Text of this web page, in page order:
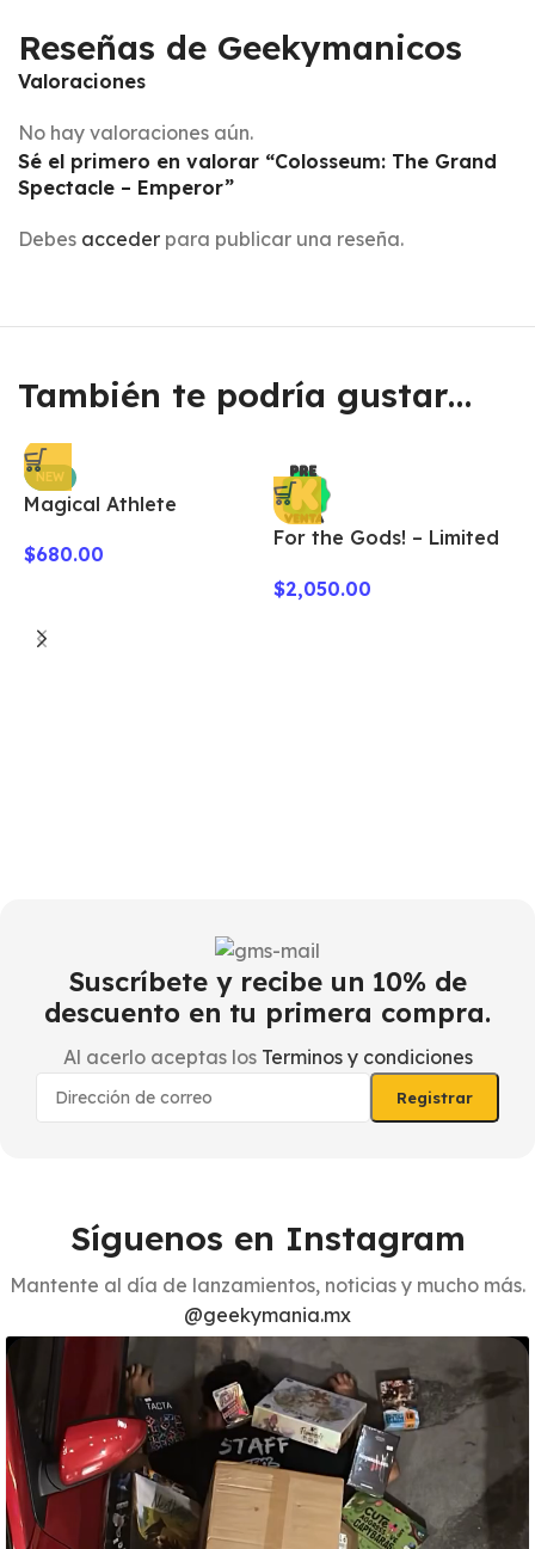
Reseñas de Geekymanicos
Valoraciones
No hay valoraciones aún.
Sé el primero en valorar “Colosseum: The Grand
Spectacle – Emperor”
Debes acceder para publicar una reseña.
También te podría gustar…
NEW
Magical Athlete
$680.00
For the Gods! – Limited
$2,050.00
Suscríbete y recibe un 10% de
descuento en tu primera compra.
Al acerlo aceptas los Terminos y condiciones
Síguenos en Instagram
Mantente al día de lanzamientos, noticias y mucho más.
@geekymania.mx